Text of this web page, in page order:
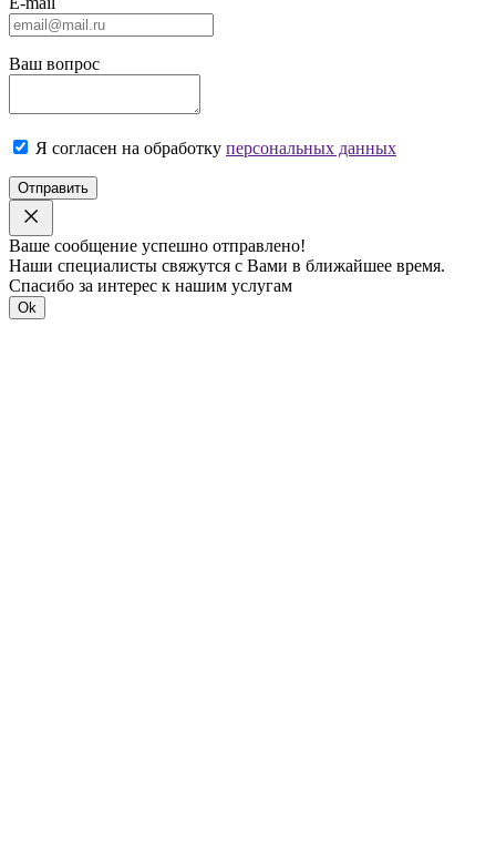
Ваш вопрос
Я согласен на обработку персональных данных
Отправить
Ваше сообщение успешно отправлено!
Наши специалисты свяжутся с Вами в ближайшее время.
Спасибо за интерес к нашим услугам
Ok